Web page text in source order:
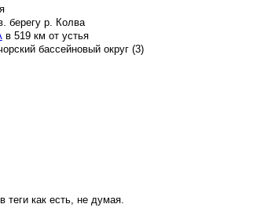
берегу р. Колва
в 519 км от устья
бассейновый округ (3)
теги как есть, не думая.